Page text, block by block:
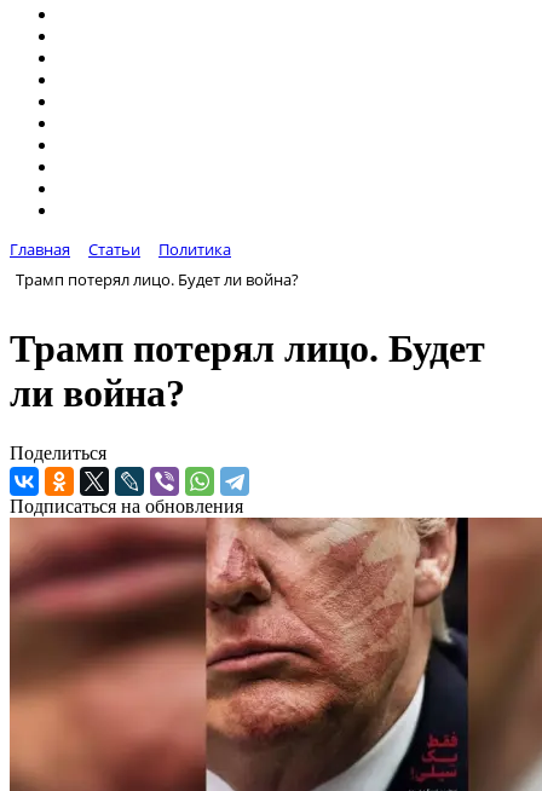
Главная Статьи
Политика
Трамп потерял лицо. Будет ли война?
Трамп потерял лицо. Будет
ли война?
Поделиться
Подписаться на обновления